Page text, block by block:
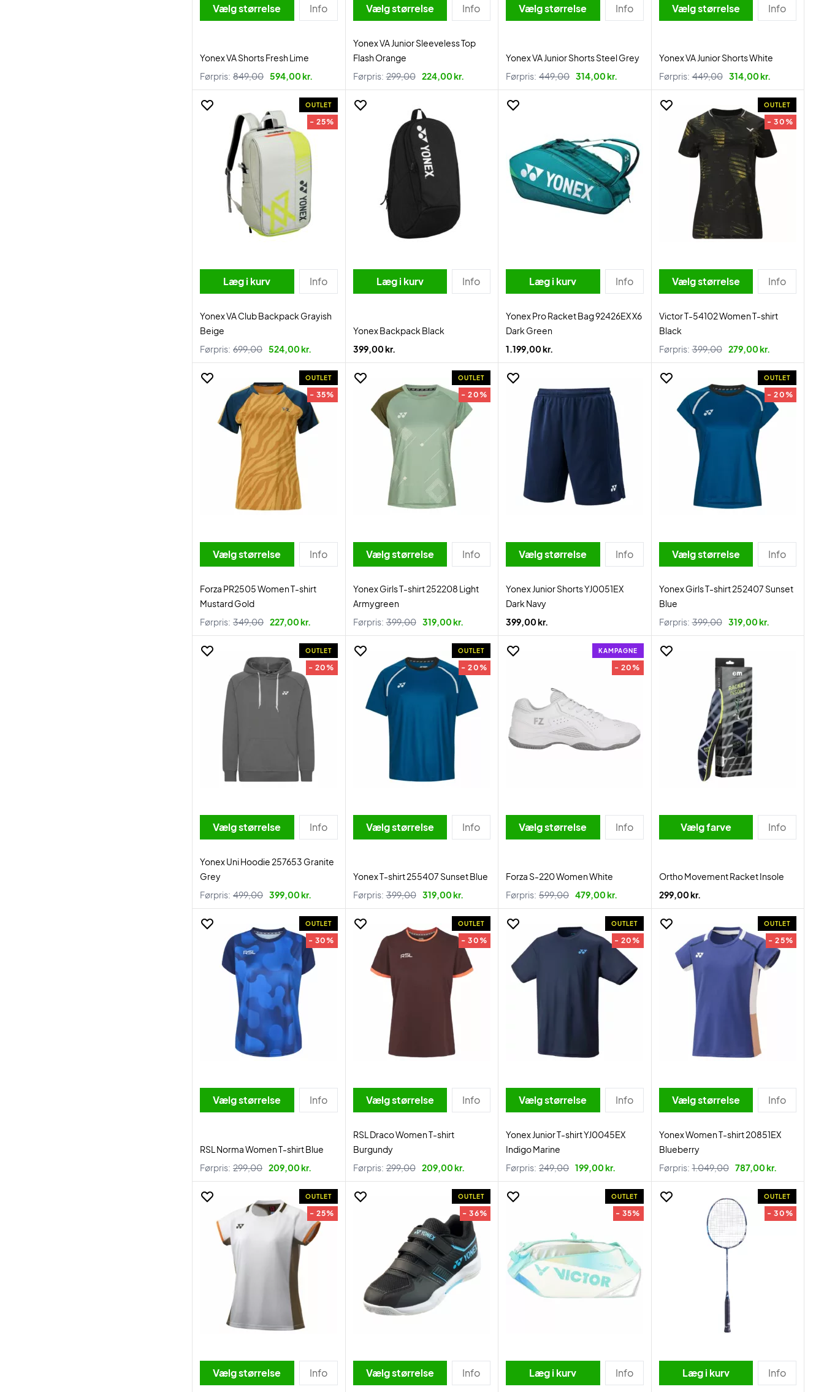
Vælg størrelse Info
Yonex VA Shorts Fresh Lime
Førpris: 849,00 594,00 kr.
Vælg størrelse Info
Yonex VA Junior Sleeveless Top
Flash Orange
Førpris: 299,00 224,00 kr.
Vælg størrelse Info
Yonex VA Junior Shorts Steel Grey
Førpris: 449,00 314,00 kr.
Vælg størrelse Info
Yonex VA Junior Shorts White
Førpris: 449,00 314,00 kr.
OUTLET
- 25%
Læg i kurv Info
Yonex VA Club Backpack Grayish
Beige
Førpris: 699,00 524,00 kr.
Læg i kurv Info
Yonex Backpack Black
399,00 kr.
Læg i kurv Info
Yonex Pro Racket Bag 92426EX X6
Dark Green
1.199,00 kr.
OUTLET
- 30%
Vælg størrelse Info
Victor T-54102 Women T-shirt
Black
Førpris: 399,00 279,00 kr.
OUTLET
- 35%
Vælg størrelse Info
Forza PR2505 Women T-shirt
Mustard Gold
Førpris: 349,00 227,00 kr.
OUTLET
- 20%
Vælg størrelse Info
Yonex Girls T-shirt 252208 Light
Armygreen
Førpris: 399,00 319,00 kr.
Vælg størrelse Info
Yonex Junior Shorts YJ0051EX
Dark Navy
399,00 kr.
OUTLET
- 20%
Vælg størrelse Info
Yonex Girls T-shirt 252407 Sunset
Blue
Førpris: 399,00 319,00 kr.
OUTLET
- 20%
Vælg størrelse Info
Yonex Uni Hoodie 257653 Granite
Grey
Førpris: 499,00 399,00 kr.
OUTLET
- 20%
Vælg størrelse Info
Yonex T-shirt 255407 Sunset Blue
Førpris: 399,00 319,00 kr.
KAMPAGNE
- 20%
Vælg størrelse Info
Forza S-220 Women White
Førpris: 599,00 479,00 kr.
Vælg farve Info
Ortho Movement Racket Insole
299,00 kr.
OUTLET
- 30%
Vælg størrelse Info
RSL Norma Women T-shirt Blue
Førpris: 299,00 209,00 kr.
OUTLET
- 30%
Vælg størrelse Info
RSL Draco Women T-shirt
Burgundy
Førpris: 299,00 209,00 kr.
OUTLET
- 20%
Vælg størrelse Info
Yonex Junior T-shirt YJ0045EX
Indigo Marine
Førpris: 249,00 199,00 kr.
OUTLET
- 25%
Vælg størrelse Info
Yonex Women T-shirt 20851EX
Blueberry
Førpris: 1.049,00 787,00 kr.
OUTLET
- 25%
Vælg størrelse Info
OUTLET
- 36%
Vælg størrelse Info
OUTLET
- 35%
Læg i kurv Info
OUTLET
- 30%
Læg i kurv Info